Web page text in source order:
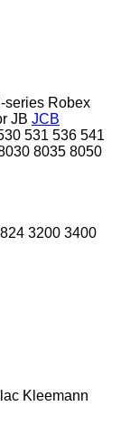
series Robex
JB JCB
531 536 541
8035 8050
824 3200 3400
Kleemann